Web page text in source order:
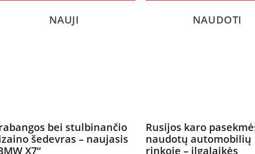
NAUJI
bei stulbinančio
šedevras – naujasis
X7“
NAUDOTI
Rusijos karo
naudotų automobilių
rinkoje – ilgalaikės